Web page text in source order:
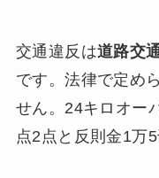
交通違反は道路交
です。法律で定め
せん。24キロオー
点2点と反則金1万5